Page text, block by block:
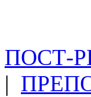
ПОСТ-
|